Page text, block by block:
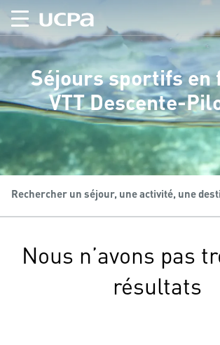
Séjours sportifs en
VTT Descente-
Nous n’avons pas
résultats